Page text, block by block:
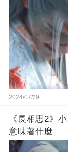
2024/07/29
《長相思2》
意味著什麼